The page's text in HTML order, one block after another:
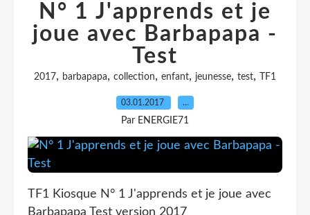
N° 1 J'apprends et je
joue avec Barbapapa -
Test
2017, barbapapa, collection, enfant, jeunesse, test, TF1
03.01.2017 …
Par ENERGIE71
TF1 Kiosque N° 1 J'apprends et je joue avec
Barbapapa Test version 2017